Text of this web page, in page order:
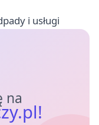
i usługi
na